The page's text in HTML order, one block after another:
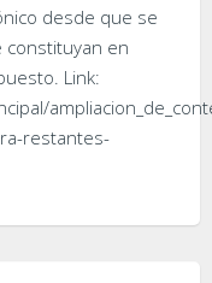
desde que se
constituyan en
Link:
restantes-